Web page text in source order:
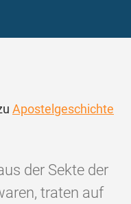
Apostelgeschichte
der Sekte der
traten auf